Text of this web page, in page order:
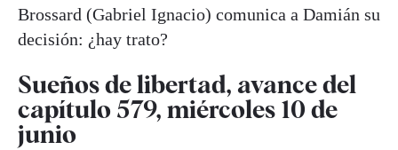
Brossard (Gabriel Ignacio) comunica a Damián su
decisión: ¿hay trato?
Sueños de libertad, avance del
capítulo 579, miércoles 10 de
junio